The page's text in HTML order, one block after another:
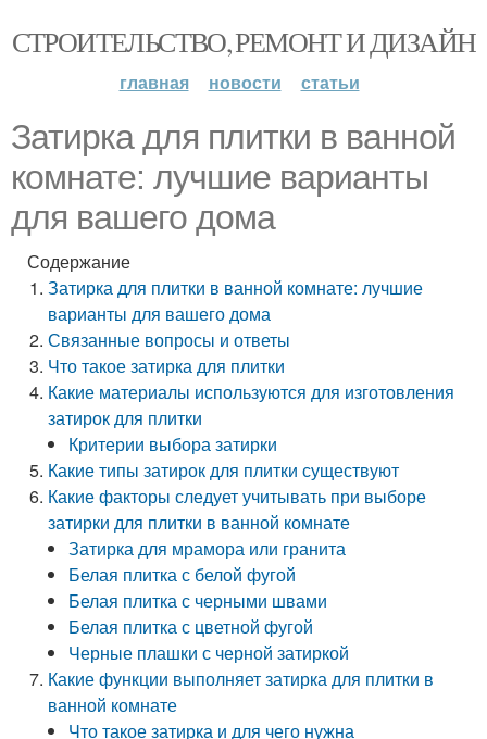
СТРОИТЕЛЬСТВО, РЕМОНТ И ДИЗАЙН
главная новости статьи
Затирка для плитки в ванной
комнате: лучшие варианты
для вашего дома
Содержание
Затирка для плитки в ванной комнате: лучшие
варианты для вашего дома
Связанные вопросы и ответы
Что такое затирка для плитки
Какие материалы используются для изготовления
затирок для плитки
Критерии выбора затирки
Какие типы затирок для плитки существуют
Какие факторы следует учитывать при выборе
затирки для плитки в ванной комнате
Затирка для мрамора или гранита
Белая плитка с белой фугой
Белая плитка с черными швами
Белая плитка с цветной фугой
Черные плашки с черной затиркой
Какие функции выполняет затирка для плитки в
ванной комнате
Что такое затирка и для чего нужна